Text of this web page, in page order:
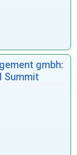
gmbh:
Summit